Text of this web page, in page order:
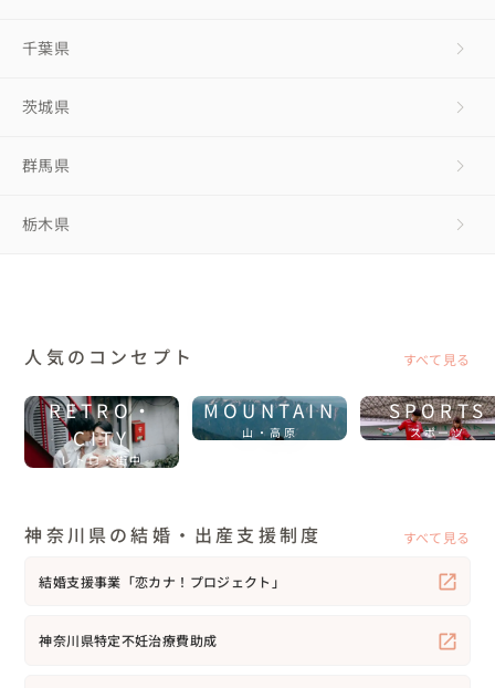
千葉県
茨城県
群馬県
栃木県
人気のコンセプト すべて見る
RETRO・
CITY
レトロ・街中
MOUNTAIN
山・高原
SPORTS
スポーツ
神奈川県の結婚・出産支援制度 すべて見る
結婚支援事業「恋カナ！プロジェクト」
神奈川県特定不妊治療費助成